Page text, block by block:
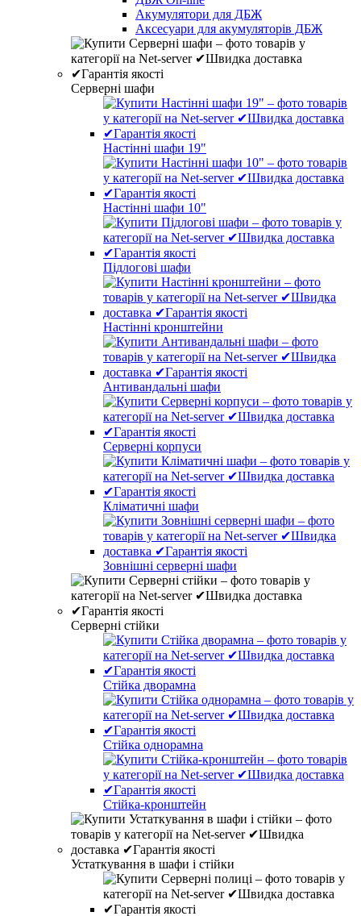
Акумулятори для ДБЖ
Аксесуари для акумуляторів ДБЖ
Серверні шафи
Настінні шафи 19"
Настінні шафи 10"
Підлогові шафи
Настінні кронштейни
Антивандальні шафи
Серверні корпуси
Кліматичні шафи
Зовнішні серверні шафи
Серверні стійки
Стійка дворамна
Стійка однорамна
Стійка-кронштейн
Устаткування в шафи і стійки